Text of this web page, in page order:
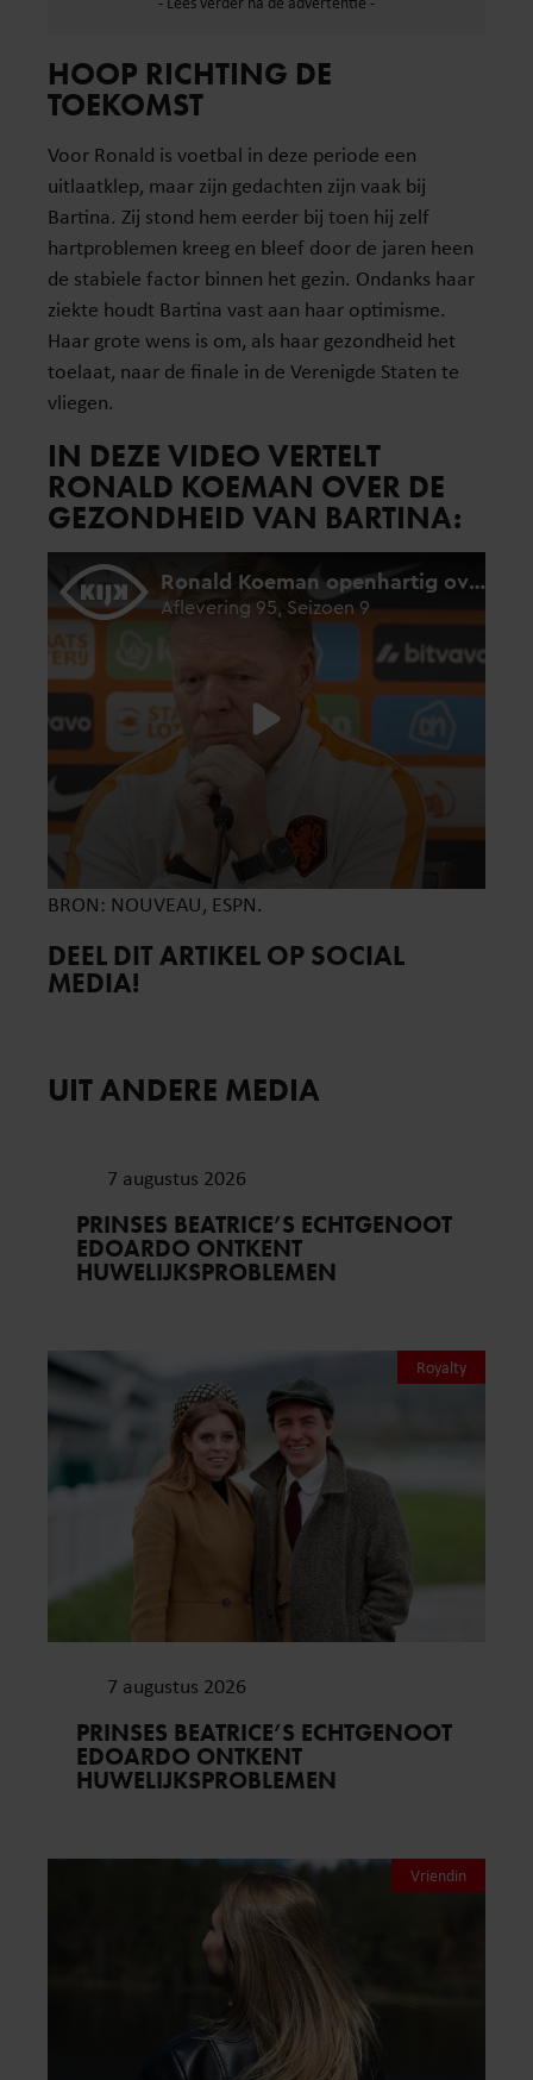
HOOP RICHTING DE
TOEKOMST
Voor Ronald is voetbal in deze periode een
uitlaatklep, maar zijn gedachten zijn vaak bij
Bartina. Zij stond hem eerder bij toen hij zelf
hartproblemen kreeg en bleef door de jaren heen
de stabiele factor binnen het gezin. Ondanks haar
ziekte houdt Bartina vast aan haar optimisme.
Haar grote wens is om, als haar gezondheid het
toelaat, naar de finale in de Verenigde Staten te
vliegen.
IN DEZE VIDEO VERTELT
RONALD KOEMAN OVER DE
GEZONDHEID VAN BARTINA:
BRON: NOUVEAU, ESPN.
DEEL DIT ARTIKEL OP SOCIAL
MEDIA!
UIT ANDERE MEDIA
7 augustus 2026
PRINSES BEATRICE’S ECHTGENOOT
EDOARDO ONTKENT
HUWELIJKSPROBLEMEN
Royalty
7 augustus 2026
PRINSES BEATRICE’S ECHTGENOOT
EDOARDO ONTKENT
HUWELIJKSPROBLEMEN
Vriendin